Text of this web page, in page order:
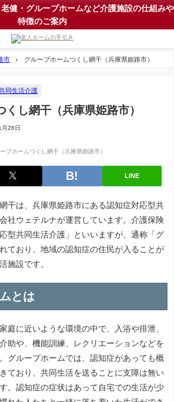
健・グループホームなど介護施設の仕組みや
特徴のご案内
市 グループホームつくし網干（兵庫県姫路市）
同生活介護
くし網干（兵庫県姫路市）
28日
LINE
干は、兵庫県姫路市にある認知症対応型共
社ウェテルナが運営しています。介護保険
型共同生活介護」といいますが、通称「グ
ており、地域の認知症の住民が入ることが
施設です。
とは
庭に近いような環境の中で、入浴や排泄、
助や、機能訓練、レクリエーションなどを
グループホームでは、認知症があっても概
ており、共同生活を送ることに支障は無い
。認知症の症状はあって自宅での生活が少